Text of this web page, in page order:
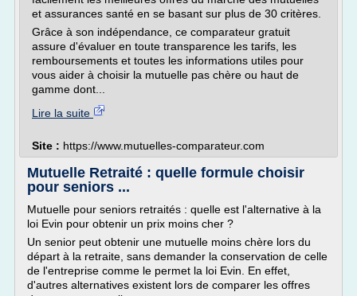
et assurances santé en se basant sur plus de 30 critères.
Grâce à son indépendance, ce comparateur gratuit
assure d'évaluer en toute transparence les tarifs, les
remboursements et toutes les informations utiles pour
vous aider à choisir la mutuelle pas chère ou haut de
gamme dont...
Lire la suite
Site : https://www.mutuelles-comparateur.com
Mutuelle Retraité : quelle formule choisir
pour seniors ...
Mutuelle pour seniors retraités : quelle est l'alternative à la
loi Evin pour obtenir un prix moins cher ?
Un senior peut obtenir une mutuelle moins chère lors du
départ à la retraite, sans demander la conservation de celle
de l'entreprise comme le permet la loi Evin. En effet,
d'autres alternatives existent lors de comparer les offres